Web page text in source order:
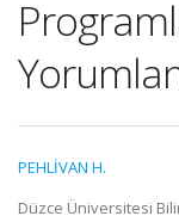
PEHLİVAN H.
Düzce Üniversitesi